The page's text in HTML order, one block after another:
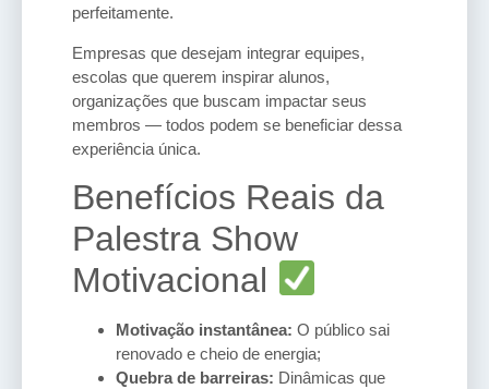
perfeitamente.
Empresas que desejam integrar equipes,
escolas que querem inspirar alunos,
organizações que buscam impactar seus
membros — todos podem se beneficiar dessa
experiência única.
Benefícios Reais da
Palestra Show
Motivacional
Motivação instantânea: O público sai
renovado e cheio de energia;
Quebra de barreiras: Dinâmicas que